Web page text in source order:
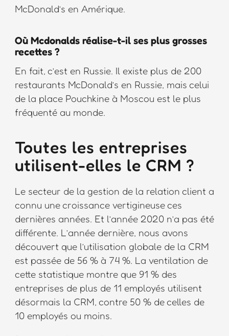
McDonald’s en Amérique.
Où Mcdonalds réalise-t-il ses plus grosses
recettes ?
En fait, c’est en Russie. Il existe plus de 200
restaurants McDonald’s en Russie, mais celui
de la place Pouchkine à Moscou est le plus
fréquenté au monde.
Toutes les entreprises
utilisent-elles le CRM ?
Le secteur de la gestion de la relation client a
connu une croissance vertigineuse ces
dernières années. Et l’année 2020 n’a pas été
différente. L’année dernière, nous avons
découvert que l’utilisation globale de la CRM
est passée de 56 % à 74 %. La ventilation de
cette statistique montre que 91 % des
entreprises de plus de 11 employés utilisent
désormais la CRM, contre 50 % de celles de
10 employés ou moins.